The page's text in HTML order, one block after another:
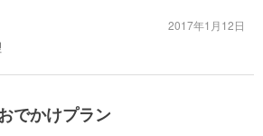
2017年1月12日
でかけプラン